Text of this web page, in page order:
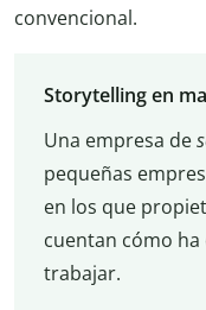
convencional.
Storytelling en
Una empresa de
pequeñas
en los que
cuentan cómo
trabajar.